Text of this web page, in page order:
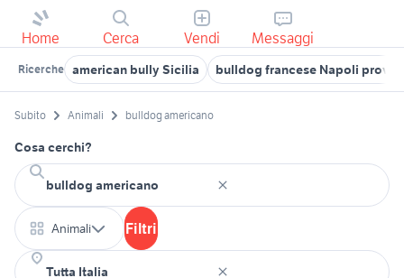
Home Cerca Vendi Messaggi
Ricerche american bully Sicilia bulldog francese Napoli
Subito Animali bulldog americano
Cosa cerchi?
Animali Filtri